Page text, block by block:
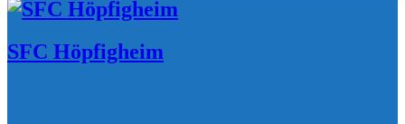
SFC Höpfigheim